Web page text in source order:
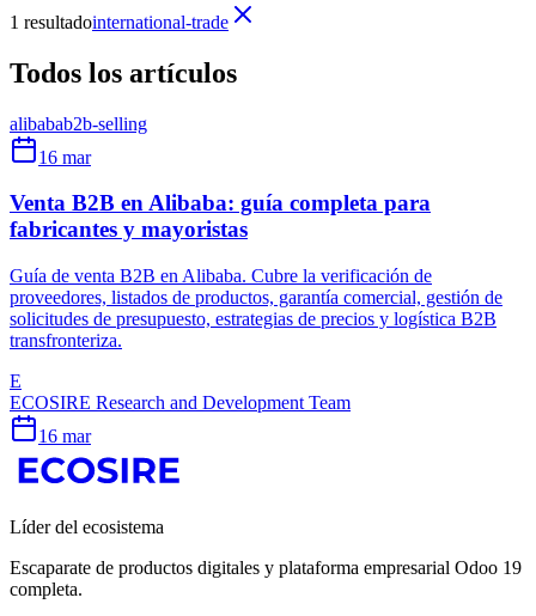
1 resultadointernational-trade
Todos los artículos
alibabab2b-selling
16 mar
Venta B2B en Alibaba: guía completa para
fabricantes y mayoristas
Guía de venta B2B en Alibaba. Cubre la verificación de
proveedores, listados de productos, garantía comercial, gestión de
solicitudes de presupuesto, estrategias de precios y logística B2B
transfronteriza.
E
ECOSIRE Research and Development Team
16 mar
Líder del ecosistema
Escaparate de productos digitales y plataforma empresarial Odoo 19
completa.